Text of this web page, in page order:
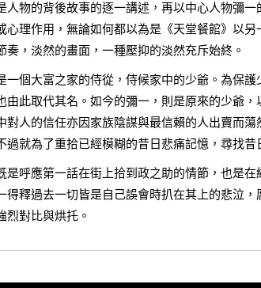
人物的背後故事的逐一講述，再以中心人物彌
心理作用，無論如何都以為是《天堂餐館》以
奏，淡然的畫面，一種壓抑的淡然充斥始終。
一個大富之家的侍從，侍候家中的少爺。為保
由此取代其名。如今的彌一，則是原來的少爺
對人的信任亦因家族陰謀與最信賴的人出賣而
過就為了重拾已經模糊的昔日悲痛記憶，尋找昔
是呼應第一話在街上拾到政之助的情節，也是
得釋過去一切皆是自己誤會時扒在其上的悲泣
烈對比與烘托。